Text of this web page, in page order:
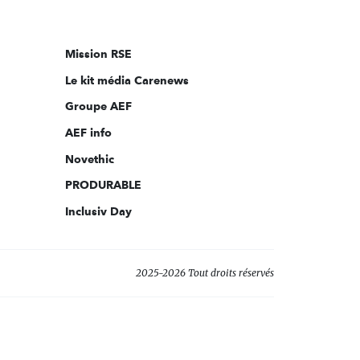
sur:
Mission RSE
Le kit média Carenews
Groupe AEF
AEF info
Novethic
PRODURABLE
Inclusiv Day
2025-2026 Tout droits réservés
Personnalisez vos préférences pour